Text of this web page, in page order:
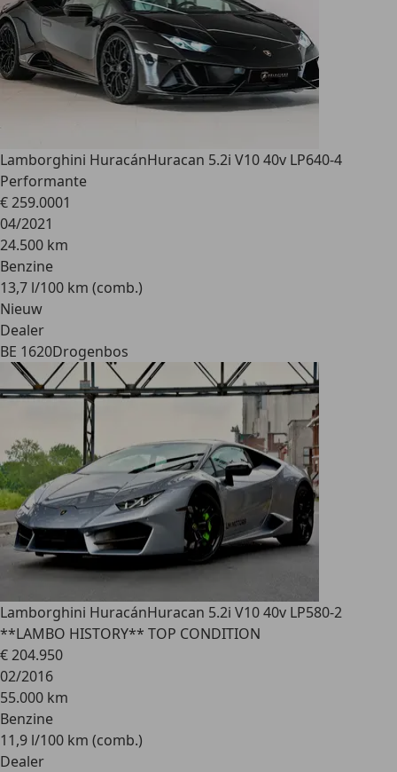
Lamborghini HuracánHuracan 5.2i V10 40v LP640-4
Performante
€ 259.0001
04/2021
24.500 km
Benzine
13,7 l/100 km (comb.)
Nieuw
Dealer
BE 1620Drogenbos
Lamborghini HuracánHuracan 5.2i V10 40v LP580-2
**LAMBO HISTORY** TOP CONDITION
€ 204.950
02/2016
55.000 km
Benzine
11,9 l/100 km (comb.)
Dealer